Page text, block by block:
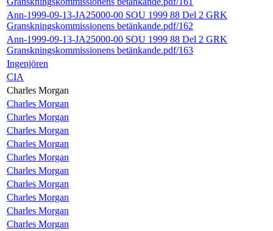
Ann-1999-09-13-JA25000-00 SOU 1999 88 Del 2 GRK
Granskningskommissionens betänkande.pdf/162
Ann-1999-09-13-JA25000-00 SOU 1999 88 Del 2 GRK
Granskningskommissionens betänkande.pdf/163
Ingenjören
CIA
Charles Morgan
Charles Morgan
Charles Morgan
Charles Morgan
Charles Morgan
Charles Morgan
Charles Morgan
Charles Morgan
Charles Morgan
Charles Morgan
Charles Morgan